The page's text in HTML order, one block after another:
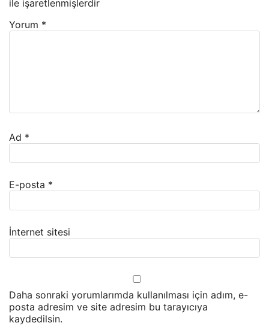
ile işaretlenmişlerdir
Yorum *
Ad *
E-posta *
İnternet sitesi
Daha sonraki yorumlarımda kullanılması için adım, e-
posta adresim ve site adresim bu tarayıcıya
kaydedilsin.